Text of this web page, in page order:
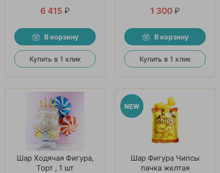
6 415 ₽
В корзину
Купить в 1 клик
1 300 ₽
В корзину
Купить в 1 клик
Шар Ходячая Фигура,
Торт , 1 шт
Шар Фигура Чипсы
пачка желтая